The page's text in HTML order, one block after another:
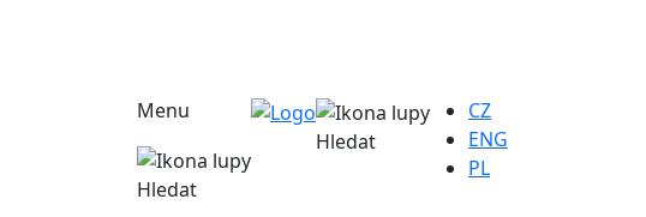
Menu
Hledat
Hledat
CZ
ENG
PL